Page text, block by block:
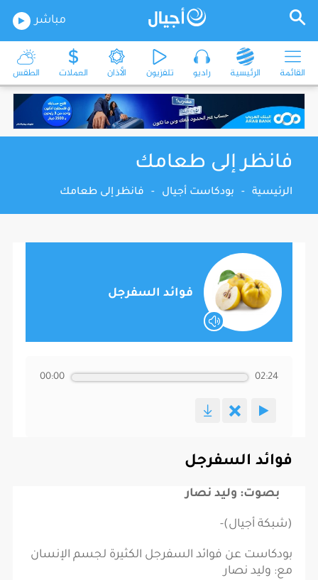
مباشر
القائمة الرئيسية راديو تلفزيون الأذان العملات الطقس
فانظر إلى طعامك
الرئيسية - بودكاست أجيال - فانظر إلى طعامك
فوائد السفرجل
00:00 02:24
فوائد السفرجل
بصوت: وليد نصار
(شبكة أجيال)-
بودكاست عن فوائد السفرجل الكثيرة لجسم الإنسان
مع: وليد نصار